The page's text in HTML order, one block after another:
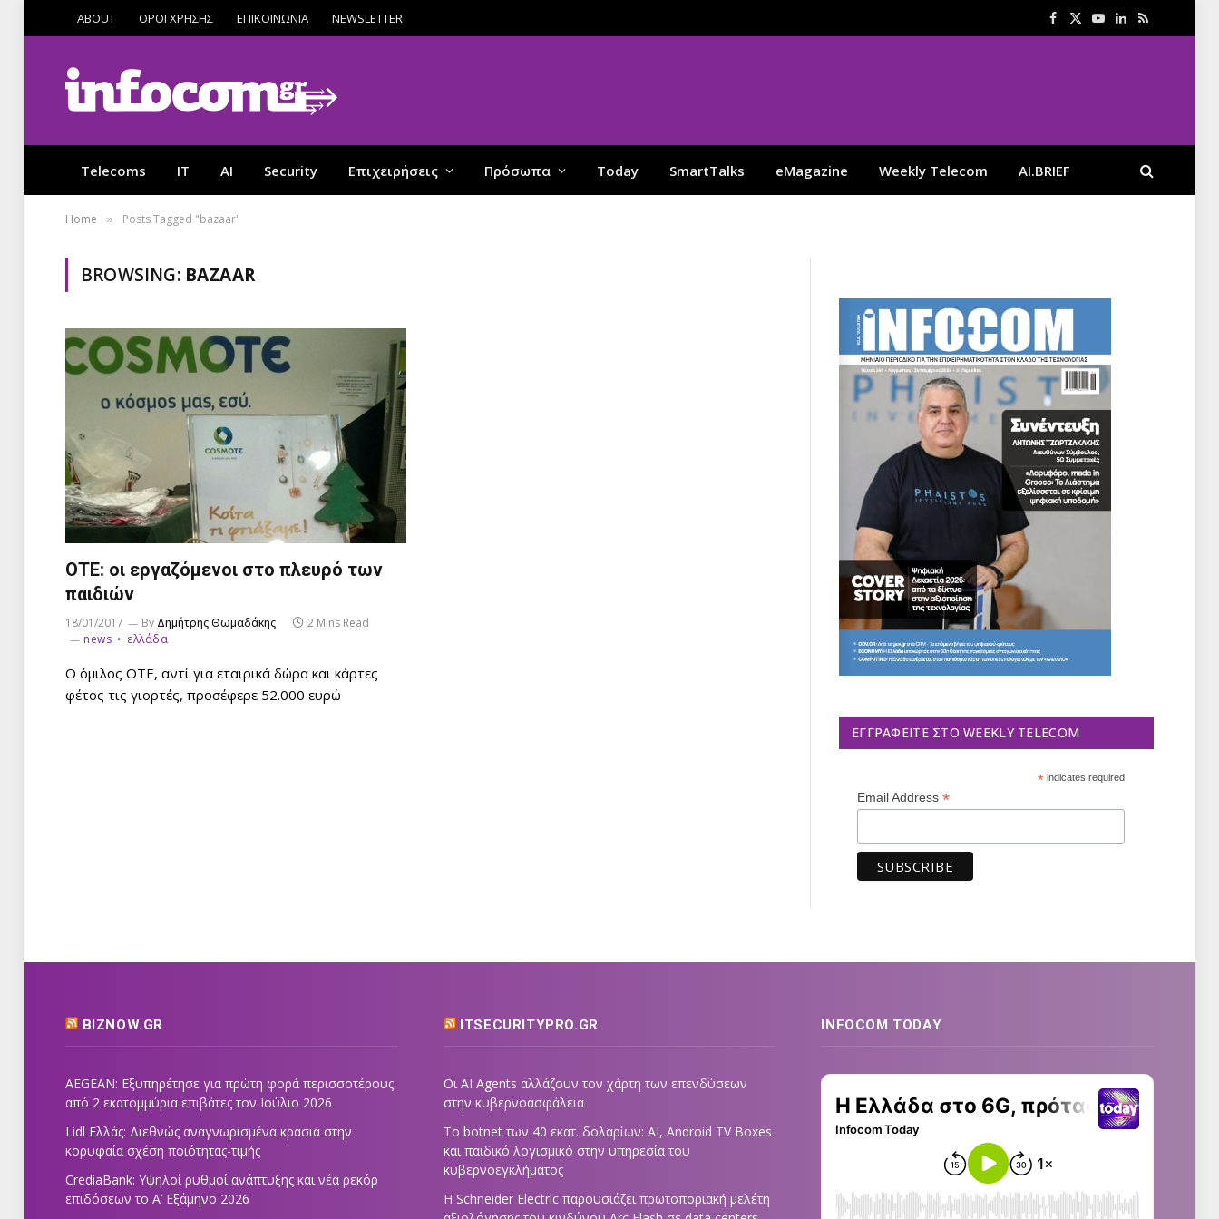
ABOUT ΟΡΟΙ ΧΡΗΣΗΣ ΕΠΙΚΟΙΝΩΝΙΑ NEWSLETTER Facebook
X
YouTube
LinkedIn
RSS
Telecoms IT AI Security Επιχειρήσεις Πρόσωπα Today SmartTalks eMagazine Weekly Telecom AI.BRIEF
Home » Posts Tagged "bazaar"
BROWSING: BAZAAR
ΟΤΕ: οι εργαζόμενοι στο πλευρό των
παιδιών
18/01/2017 By Δημήτρης Θωμαδάκης
2 Mins Read
news
ελλάδα
Ο όμιλος ΟΤΕ, αντί για εταιρικά δώρα και κάρτες
φέτος τις γιορτές, προσέφερε 52.000 ευρώ
ΕΓΓΡΑΦΕΊΤΕ ΣΤΟ WEEKLY TELECOM
*indicates required
Email Address *
BIZNOW.GR
AEGEAN: Εξυπηρέτησε για πρώτη φορά περισσοτέρους
από 2 εκατομμύρια επιβάτες τον Ιούλιο 2026
Lidl Ελλάς: Διεθνώς αναγνωρισμένα κρασιά στην
κορυφαία σχέση ποιότητας-τιμής
CrediaBank: Υψηλοί ρυθμοί ανάπτυξης και νέα ρεκόρ
επιδόσεων το Α’ Εξάμηνο 2026
ITSECURITYPRO.GR
Οι AI Agents αλλάζουν τον χάρτη των επενδύσεων
στην κυβερνοασφάλεια
Το botnet των 40 εκατ. δολαρίων: AI, Android TV Boxes
και παιδικό λογισμικό στην υπηρεσία του
κυβερνοεγκλήματος
Η Schneider Electric παρουσιάζει πρωτοποριακή μελέτη
INFOCOM TODAY